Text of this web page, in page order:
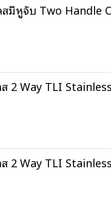
สมีหูจับ Two Handle
2 Way TLI
2 Way TLI